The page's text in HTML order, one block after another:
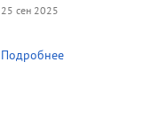
25 сен 2025
Подробнее